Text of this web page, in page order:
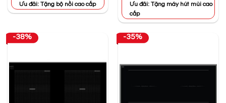
Ưu đãi: Tặng bộ nồi cao cấp
Ưu đãi: Tặng máy hút mùi cao
cấp
-38% -35%